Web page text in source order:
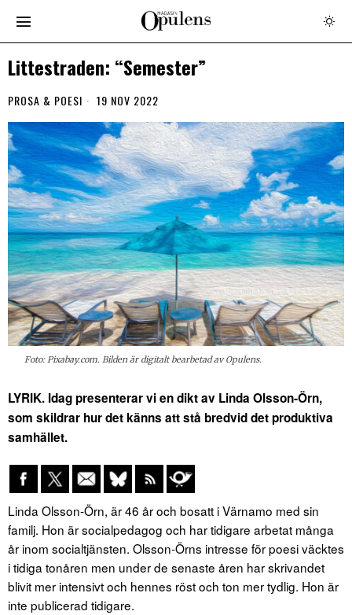
Littestraden: “Semester”
PROSA & POESI 19 NOV 2022
Foto: Pixabay.com. Bilden är digitalt bearbetad av Opulens.
LYRIK. Idag presenterar vi en dikt av Linda Olsson-Örn,
som skildrar hur det känns att stå bredvid det produktiva
samhället.
Linda Olsson-Örn, är 46 år och bosatt i Värnamo med sin
familj. Hon är socialpedagog och har tidigare arbetat många
år inom socialtjänsten. Olsson-Örns intresse för poesi väcktes
i tidiga tonåren men under de senaste åren har skrivandet
blivit mer intensivt och hennes röst och ton mer tydlig. Hon är
inte publicerad tidigare.